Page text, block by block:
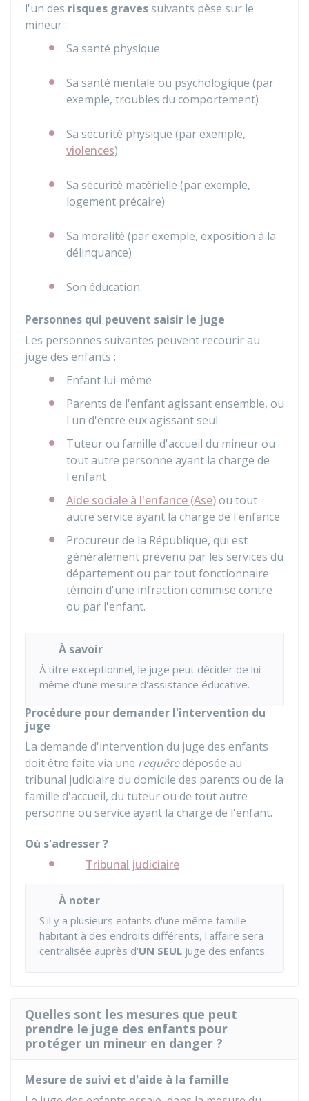
l'un des risques gravessuivants pèse sur le
mineur :
Sa santé physique
Sa santé mentale ou psychologique (par
exemple, troubles du comportement)
Sa sécurité physique (par exemple,
violences)
Sa sécurité matérielle (par exemple,
logement précaire)
Sa moralité (par exemple, exposition à la
délinquance)
Son éducation.
Personnes qui peuvent saisir le juge
Les personnes suivantes peuvent recourir au
juge des enfants :
Enfant lui-même
Parents de l'enfant agissant ensemble, ou
l'un d'entre eux agissant seul
Tuteur ou famille d'accueil du mineur ou
tout autre personne ayant la charge de
l'enfant
Aide sociale à l'enfance (Ase)ou tout
autre service ayant la charge de l'enfance
Procureur de la République, qui est
généralement prévenu par les services du
département ou par tout fonctionnaire
témoin d'une infraction commise contre
ou par l'enfant.
À savoir
À titre exceptionnel, le juge peut décider de lui-
même d'une mesure d'assistance éducative.
Procédure pour demander l'intervention du
juge
La demande d'intervention du juge des enfants
doit être faite via une requêtedéposée au
tribunal judiciaire du domicile des parents ou de la
famille d'accueil, du tuteur ou de tout autre
personne ou service ayant la charge de l'enfant.
Où s'adresser ?
Tribunal judiciaire
À noter
S'il y a plusieurs enfants d'une même famille
habitant à des endroits différents, l'affaire sera
centralisée auprès d'UN SEUL juge des enfants.
Quelles sont les mesures que peut
prendre le juge des enfants pour
protéger un mineur en danger ?
Mesure de suivi et d'aide à la famille